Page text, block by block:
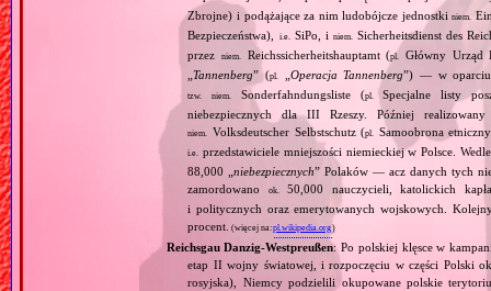
Zbrojne) i podążające za nim ludobójcze jednostkiniem.
Bezpieczeństwa),
i.e. SiPo, i niem. Sicherheitsdienst des
przezniem. Reichssicherheitshauptamt (pl.
Główny Urząd
„Tannenberg” (pl. Operacja Tannenberg”) — w oparciu
tzw. niem. Sonderfahndungsliste (pl.
Specjalne listy
niebezpiecznych dla III Rzeszy. Później
niem. Volksdeutscher Selbstschutz (pl. Samoobrona
i.e. przedstawiciele mniejszości niemieckiej w Polsce.
88,000 „niebezpiecznych” Polaków — acz danych tych
zamordowano
ok.
50,000 nauczycieli, katolickich
i politycznych oraz emerytowanych wojskowych.
procent. (więcej na:pl.wikipedia.org)
Reichsgau Danzig‐Westpreußen: Po polskiej klęsce w
etap II wojny światowej, i rozpoczęciu w części Polski
rosyjska), Niemcy podzielili okupowane polskie